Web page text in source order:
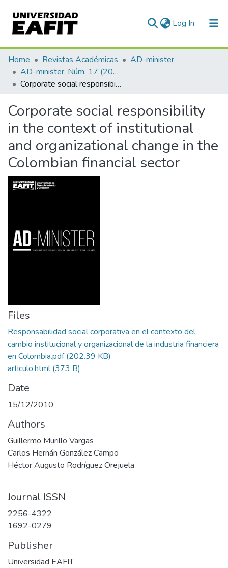
Log In (current)
Communities & Collections
All of DSpace
Home Revistas Académicas
AD-minister
AD-minister, Núm. 17 (2010)
Corporate social responsibility in the context of institutional and organizational change in the Colombian financial sector
Corporate social responsibility
in the context of institutional
and organizational change in the
Colombian financial sector
Files
Responsabilidad social corporativa en el contexto del
cambio institucional y organizacional de la industria financiera
en Colombia.pdf(202.39 KB)
articulo.html(373 B)
Date
15/12/2010
Authors
Guillermo Murillo Vargas
Carlos Hernán González Campo
Héctor Augusto Rodríguez Orejuela
Journal ISSN
2256-4322
1692-0279
Publisher
Universidad EAFIT